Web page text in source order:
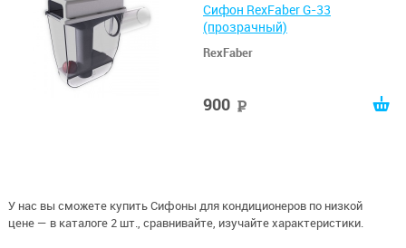
Сифон RexFaber G-33
(прозрачный)
RexFaber
900
У нас вы сможете купить Сифоны для кондиционеров по низкой
цене — в каталоге 2 шт., сравнивайте, изучайте характеристики.